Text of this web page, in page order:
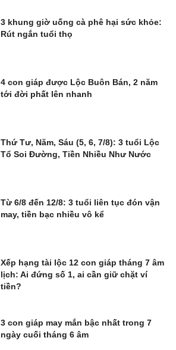
3 khung giờ uống cà phê hại sức khỏe:
Rút ngắn tuổi thọ
4 con giáp được Lộc Buôn Bán, 2 năm
tới đời phất lên nhanh
Thứ Tư, Năm, Sáu (5, 6, 7/8): 3 tuổi Lộc
Tổ Soi Đường, Tiền Nhiều Như Nước
Từ 6/8 đến 12/8: 3 tuổi liên tục đón vận
may, tiền bạc nhiều vô kể
Xếp hạng tài lộc 12 con giáp tháng 7 âm
lịch: Ai đứng số 1, ai cần giữ chặt ví
tiền?
3 con giáp may mắn bậc nhất trong 7
ngày cuối tháng 6 âm